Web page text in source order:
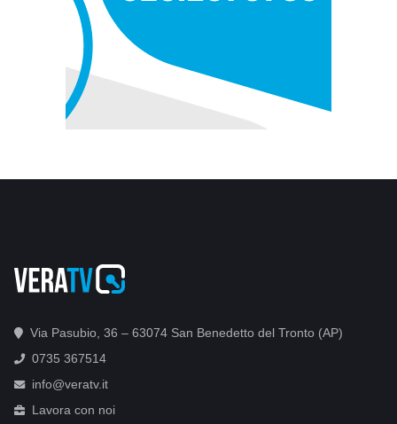
Via Pasubio, 36 – 63074 San Benedetto del Tronto (AP)
0735 367514
info@veratv.it
Lavora con noi